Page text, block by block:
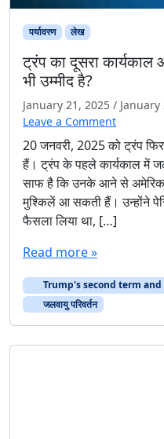
पर्यावरण लेख
ट्रंप का दूसरा कार्यकाल
भी उम्मीद है?
January 21, 2025 / January
Leave a Comment
20 जनवरी, 2025 को ट्रंप
हैं। ट्रंप के पहले कार्यकाल में
साफ है कि उनके आने से अमेरिका
मुश्किलें आ सकती हैं। उन्होंने
फैसला लिया था, […]
Read more »
Trump's second term
जलवायु परिवर्तन